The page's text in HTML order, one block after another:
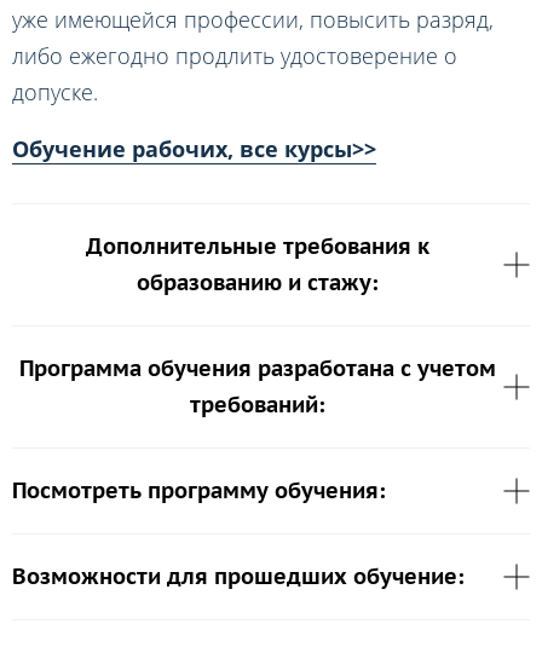
уже имеющейся профессии, повысить разряд,
либо ежегодно продлить удостоверение о
допуске.
Обучение рабочих, все курсы>>
Дополнительные требования к
образованию и стажу:
Программа обучения разработана с учетом
требований:
Посмотреть программу обучения:
Возможности для прошедших обучение: